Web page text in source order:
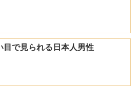
目で見られる日本人男性